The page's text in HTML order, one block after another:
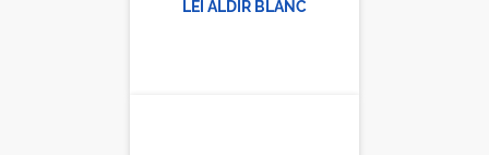
LEI ALDIR BLANC